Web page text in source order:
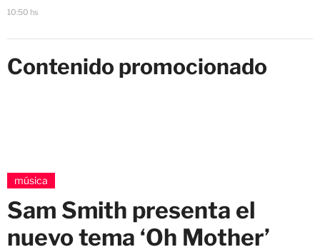
10:50 hs
Contenido promocionado
música
Sam Smith presenta el
nuevo tema ‘Oh Mother’